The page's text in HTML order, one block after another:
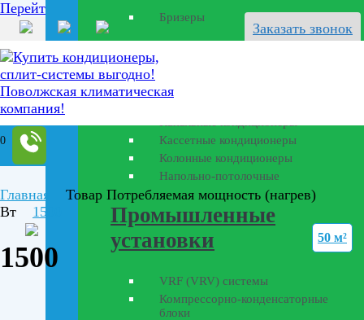
Перейти к содержанию
Заказать звонок
0
Бризеры
Полупромышленные
кондиционеры
Кассетные кондиционеры
Колонные кондиционеры
Напольно-потолочные
Промышленные
установки
VRF (VRV) системы
Компрессорно-конденсаторные
блоки
Главная
Товар Потребляемая мощность (нагрев)
Вт
1500
1500
50 м²